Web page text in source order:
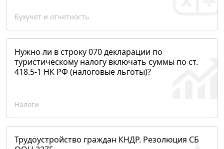
Бухучет и отчетность
Нужно ли в строку 070 декларации по
туристическому налогу включать суммы по ст.
418.5-1 НК РФ (налоговые льготы)?
Налоги
Трудоустройство граждан КНДР. Резолюция СБ